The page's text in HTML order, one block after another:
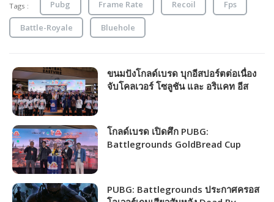
Tags : Pubg Frame Rate Recoil Fps
Battle-Royale Bluehole
ขนมปังโกลด์เบรด บุกอีสปอร์ตต่อเนื่อง
จับโคลเวอร์ โซลูชัน และ อริแคท อีส
โกลด์เบรด เปิดศึก PUBG:
Battlegrounds GoldBread Cup
PUBG: Battlegrounds ประกาศครอส